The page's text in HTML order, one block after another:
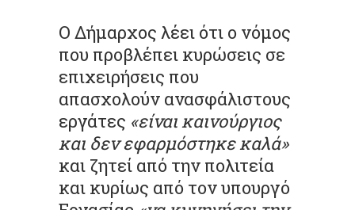
Ο Δήμαρχος λέει ότι ο νόμος
που προβλέπει κυρώσεις σε
επιχειρήσεις που
απασχολούν ανασφάλιστους
εργάτες «είναι καινούργιος
και δεν εφαρμόστηκε καλά»
και ζητεί από την πολιτεία
και κυρίως από τον υπουργό